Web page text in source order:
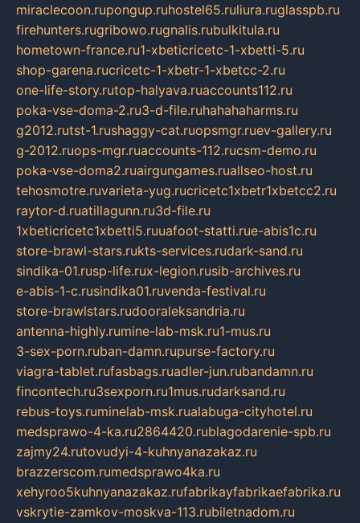
miraclecoon.rupongup.ruhostel65.ruliura.ruglasspb.ru
firehunters.rugribowo.rugnalis.rubulkitula.ru
hometown-france.ru1-xbeticricetc-1-xbetti-5.ru
shop-garena.rucricetc-1-xbetr-1-xbetcc-2.ru
one-life-story.rutop-halyava.ruaccounts112.ru
poka-vse-doma-2.ru3-d-file.ruhahahaharms.ru
g2012.rutst-1.rushaggy-cat.ruopsmgr.ruev-gallery.ru
g-2012.ruops-mgr.ruaccounts-112.rucsm-demo.ru
poka-vse-doma2.ruairgungames.ruallseo-host.ru
tehosmotre.ruvarieta-yug.rucricetc1xbetr1xbetcc2.ru
raytor-d.ruatillagunn.ru3d-file.ru
1xbeticricetc1xbetti5.ruuafoot-statti.rue-abis1c.ru
store-brawl-stars.rukts-services.rudark-sand.ru
sindika-01.rusp-life.rux-legion.rusib-archives.ru
e-abis-1-c.rusindika01.ruvenda-festival.ru
store-brawlstars.rudooraleksandria.ru
antenna-highly.rumine-lab-msk.ru1-mus.ru
3-sex-porn.ruban-damn.rupurse-factory.ru
viagra-tablet.rufasbags.ruadler-jun.rubandamn.ru
fincontech.ru3sexporn.ru1mus.rudarksand.ru
rebus-toys.ruminelab-msk.rualabuga-cityhotel.ru
medsprawo-4-ka.ru2864420.rublagodarenie-spb.ru
zajmy24.rutovudyi-4-kuhnyanazakaz.ru
brazzerscom.rumedsprawo4ka.ru
xehyroo5kuhnyanazakaz.rufabrikayfabrikaefabrika.ru
vskrytie-zamkov-moskva-113.rubiletnadom.ru